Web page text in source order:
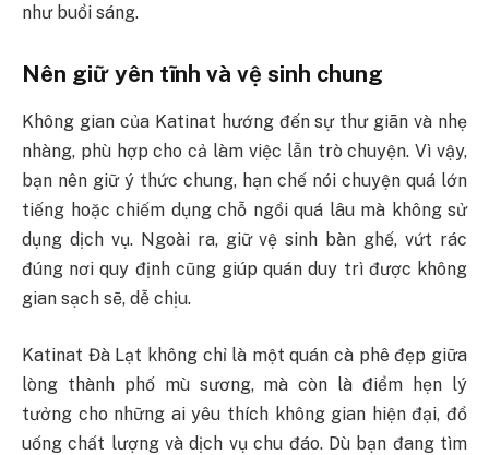
như buổi sáng.
Nên giữ yên tĩnh và vệ sinh chung
Không gian của Katinat hướng đến sự thư giãn và nhẹ
nhàng, phù hợp cho cả làm việc lẫn trò chuyện. Vì vậy,
bạn nên giữ ý thức chung, hạn chế nói chuyện quá lớn
tiếng hoặc chiếm dụng chỗ ngồi quá lâu mà không sử
dụng dịch vụ. Ngoài ra, giữ vệ sinh bàn ghế, vứt rác
đúng nơi quy định cũng giúp quán duy trì được không
gian sạch sẽ, dễ chịu.
Katinat Đà Lạt không chỉ là một quán cà phê đẹp giữa
lòng thành phố mù sương, mà còn là điểm hẹn lý
tưởng cho những ai yêu thích không gian hiện đại, đồ
uống chất lượng và dịch vụ chu đáo. Dù bạn đang tìm